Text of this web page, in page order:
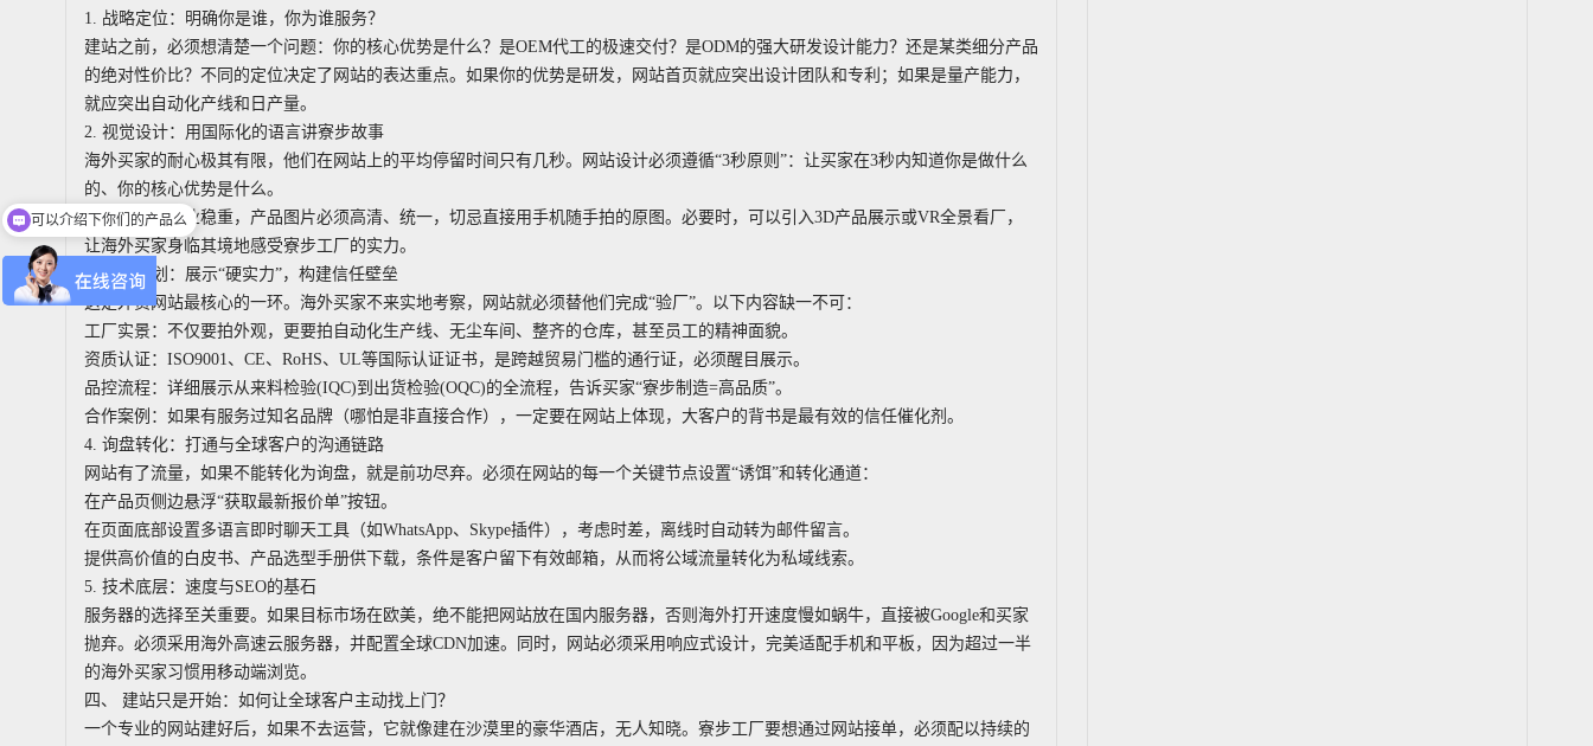
1. 战略定位：明确你是谁，你为谁服务？
建站之前，必须想清楚一个问题：你的核心优势是什么？是OEM代工的极速交付？是ODM的强大研发设计能力？还是某类细分产品
的绝对性价比？不同的定位决定了网站的表达重点。如果你的优势是研发，网站首页就应突出设计团队和专利；如果是量产能力，
就应突出自动化产线和日产量。
2. 视觉设计：用国际化的语言讲寮步故事
海外买家的耐心极其有限，他们在网站上的平均停留时间只有几秒。网站设计必须遵循“3秒原则”：让买家在3秒内知道你是做什么
的、你的核心优势是什么。
色彩搭配要专业稳重，产品图片必须高清、统一，切忌直接用手机随手拍的原图。必要时，可以引入3D产品展示或VR全景看厂，
让海外买家身临其境地感受寮步工厂的实力。
3. 内容策划：展示“硬实力”，构建信任壁垒
这是外贸网站最核心的一环。海外买家不来实地考察，网站就必须替他们完成“验厂”。以下内容缺一不可：
工厂实景：不仅要拍外观，更要拍自动化生产线、无尘车间、整齐的仓库，甚至员工的精神面貌。
资质认证：ISO9001、CE、RoHS、UL等国际认证证书，是跨越贸易门槛的通行证，必须醒目展示。
品控流程：详细展示从来料检验(IQC)到出货检验(OQC)的全流程，告诉买家“寮步制造=高品质”。
合作案例：如果有服务过知名品牌（哪怕是非直接合作），一定要在网站上体现，大客户的背书是最有效的信任催化剂。
4. 询盘转化：打通与全球客户的沟通链路
网站有了流量，如果不能转化为询盘，就是前功尽弃。必须在网站的每一个关键节点设置“诱饵”和转化通道：
在产品页侧边悬浮“获取最新报价单”按钮。
在页面底部设置多语言即时聊天工具（如WhatsApp、Skype插件），考虑时差，离线时自动转为邮件留言。
提供高价值的白皮书、产品选型手册供下载，条件是客户留下有效邮箱，从而将公域流量转化为私域线索。
5. 技术底层：速度与SEO的基石
服务器的选择至关重要。如果目标市场在欧美，绝不能把网站放在国内服务器，否则海外打开速度慢如蜗牛，直接被Google和买家
抛弃。必须采用海外高速云服务器，并配置全球CDN加速。同时，网站必须采用响应式设计，完美适配手机和平板，因为超过一半
的海外买家习惯用移动端浏览。
四、 建站只是开始：如何让全球客户主动找上门？
一个专业的网站建好后，如果不去运营，它就像建在沙漠里的豪华酒店，无人知晓。寮步工厂要想通过网站接单，必须配以持续的
可以介绍下你们的产品么
你们是怎么收费的呢